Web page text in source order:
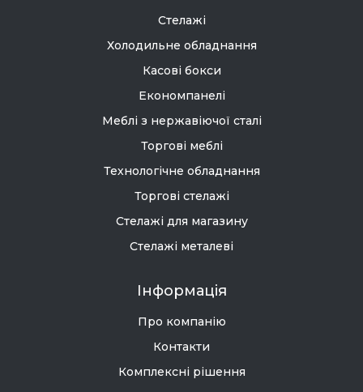
Стелажі
Холодильне обладнання
Касові бокси
Економпанелі
Меблі з нержавіючої сталі
Торгові меблі
Технологічне обладнання
Торгові стелажі
Стелажі для магазину
Стелажі металеві
Інформація
Про компанію
Контакти
Комплексні рішення